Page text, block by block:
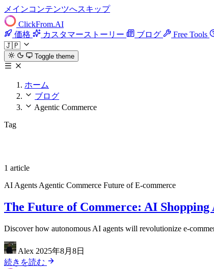
メインコンテンツへスキップ
ClickFrom.AI
価格
カスタマーストーリー ブログ Free Tools
🇯🇵
Toggle theme
ホーム
ブログ
Agentic Commerce
Tag
1 article
AI Agents Agentic Commerce Future of E-commerce
The Future of Commerce: AI
Discover how autonomous AI agents will revolutionize e-
Alex 2025年8月8日
続きを読む